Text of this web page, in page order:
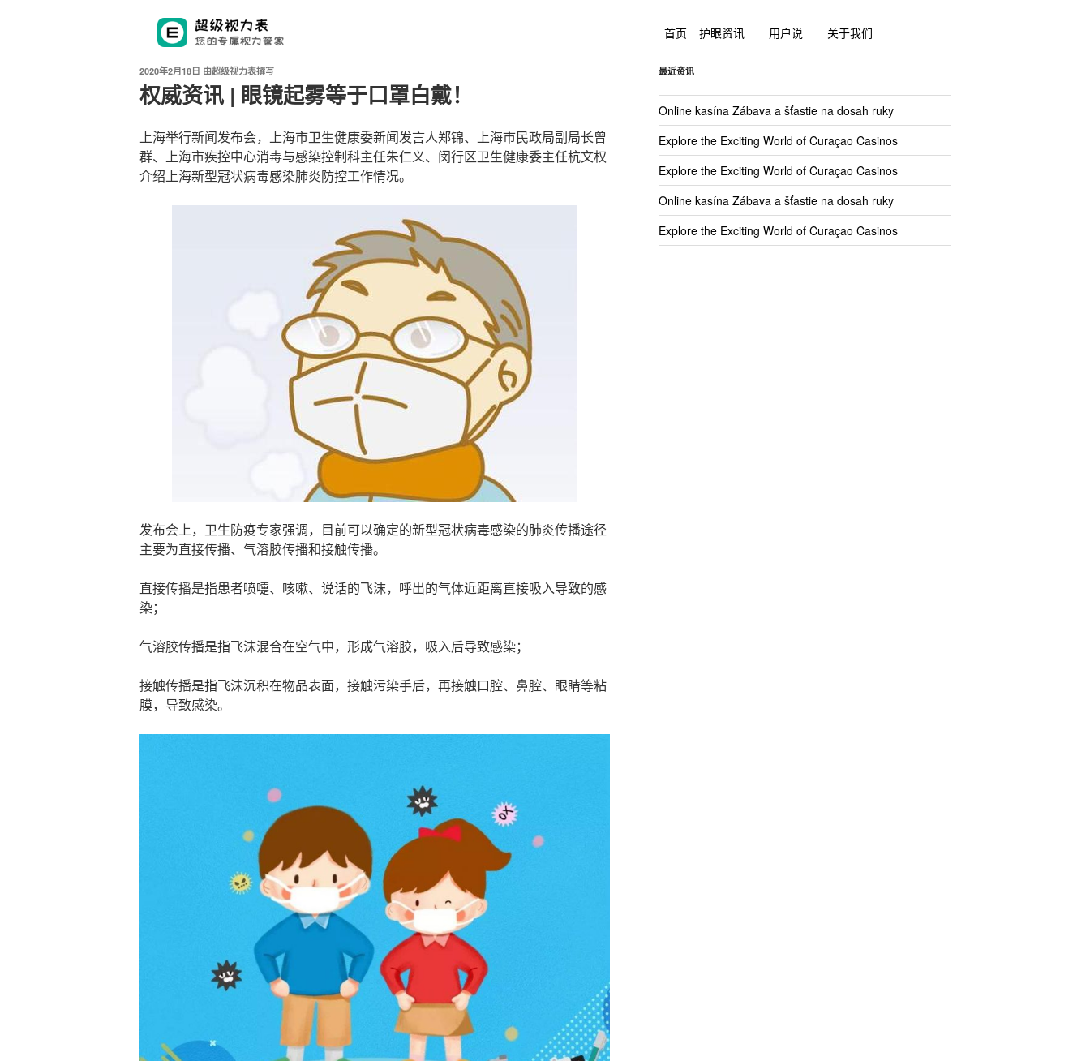
首页 护眼资讯 用户说 关于我们
发
布
于
2020年2月18日 由超级视力表撰写
权威资讯 | 眼镜起雾等于口罩白戴！
上海举行新闻发布会，上海市卫生健康委新闻发言人郑锦、上海市民政局副局长曾
群、上海市疾控中心消毒与感染控制科主任朱仁义、闵行区卫生健康委主任杭文权
介绍上海新型冠状病毒感染肺炎防控工作情况。
发布会上，卫生防疫专家强调，目前可以确定的新型冠状病毒感染的肺炎传播途径
主要为直接传播、气溶胶传播和接触传播。
直接传播是指患者喷嚏、咳嗽、说话的飞沫，呼出的气体近距离直接吸入导致的感
染；
气溶胶传播是指飞沫混合在空气中，形成气溶胶，吸入后导致感染；
接触传播是指飞沫沉积在物品表面，接触污染手后，再接触口腔、鼻腔、眼睛等粘
膜，导致感染。
最近资讯
Online kasína Zábava a šťastie na dosah ruky
Explore the Exciting World of Curaçao Casinos
Explore the Exciting World of Curaçao Casinos
Online kasína Zábava a šťastie na dosah ruky
Explore the Exciting World of Curaçao Casinos